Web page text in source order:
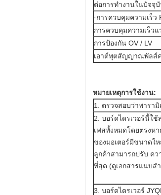
ต่อการทำงานในปัจจุ
·การควบคุมความเร็ว
การควบคุมความเร็ว
การป้องกัน OV / LV
เอาต์พุตสัญญาณพัลส์ค
หมายเหตุการใช้งาน:
1. ตรวจสอบว่าพารา
2. บอร์ดไดรเวอร์นี้ใช้
เฟสทั้งหมดโดยตรงห
ของมอเตอร์มีขนาดใ
ลูกค้าสามารถปรับ ค
ที่สุด (ดูเอกสารแนบส
3. บอร์ดไดรเวอร์